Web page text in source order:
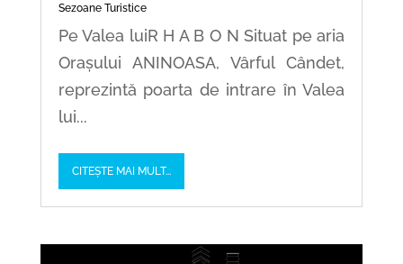
Sezoane Turistice
Pe Valea luiR H A B O N Situat pe aria
Orașului ANINOASA, Vârful Cândet,
reprezintă poarta de intrare în Valea
lui...
CITEȘTE MAI MULT...